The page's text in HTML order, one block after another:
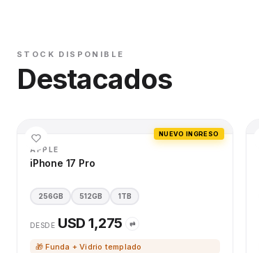
STOCK DISPONIBLE
Destacados
NUEVO INGRESO
APPLE
iPhone 17 Pro
256GB 512GB 1TB
DESDE USD 1,275 ⇄
🎁 Funda + Vidrio templado